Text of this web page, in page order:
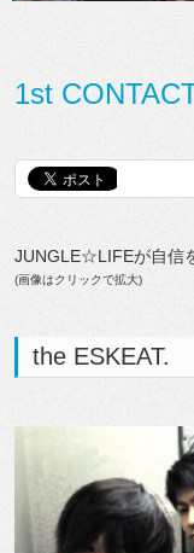
1st
JUNGLE☆LIFEが自信
(画像はクリックで拡大)
the ESKEAT.